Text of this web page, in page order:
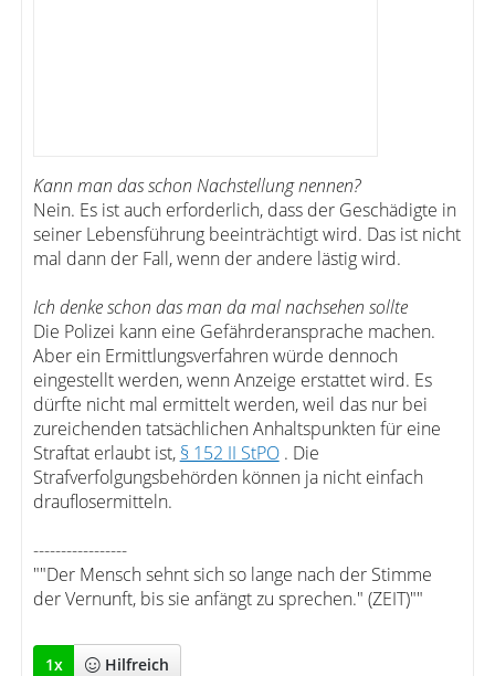
Kann man das schon Nachstellung nennen?
Nein. Es ist auch erforderlich, dass der Geschädigte in
seiner Lebensführung beeinträchtigt wird. Das ist nicht
mal dann der Fall, wenn der andere lästig wird.
Ich denke schon das man da mal nachsehen sollte
Die Polizei kann eine Gefährderansprache machen.
Aber ein Ermittlungsverfahren würde dennoch
eingestellt werden, wenn Anzeige erstattet wird. Es
dürfte nicht mal ermittelt werden, weil das nur bei
zureichenden tatsächlichen Anhaltspunkten für eine
Straftat erlaubt ist, § 152 II StPO. Die
Strafverfolgungsbehörden können ja nicht einfach
drauflosermitteln.
-----------------
""Der Mensch sehnt sich so lange nach der Stimme
der Vernunft, bis sie anfängt zu sprechen." (ZEIT)""
1x Hilfreich